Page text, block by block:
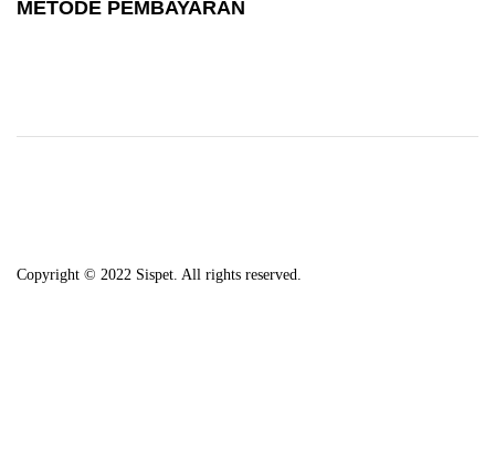
METODE PEMBAYARAN
Copyright © 2022 Sispet. All rights reserved.